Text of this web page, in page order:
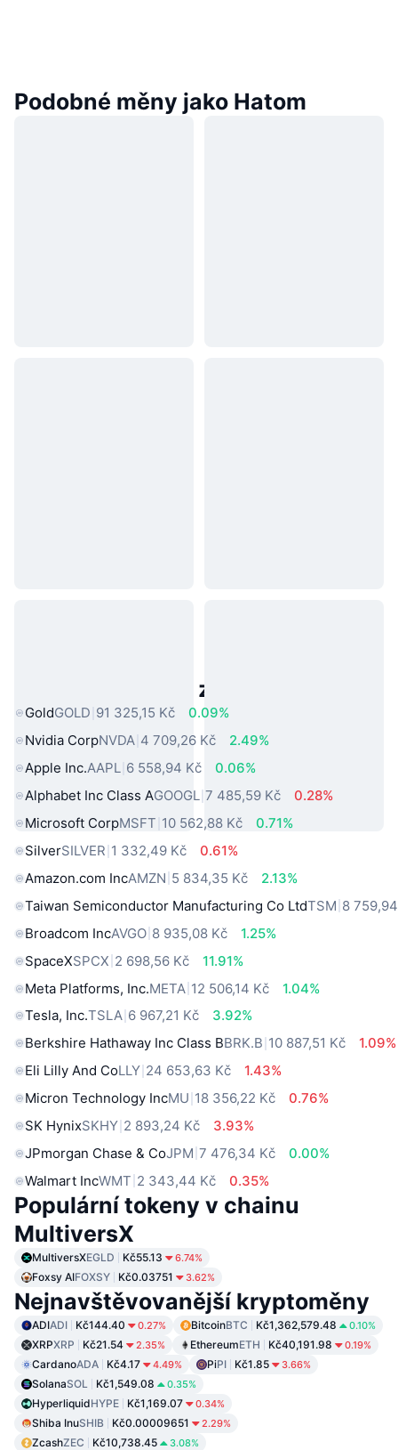
Podobné měny jako Hatom
Populární aktiva z reálného světa
GoldGOLD 91 325,15 Kč
0.09%
Nvidia CorpNVDA 4 709,26 Kč
2.49%
Apple Inc.AAPL 6 558,94 Kč
0.06%
Alphabet Inc Class AGOOGL 7 485,59 Kč
0.28%
Microsoft CorpMSFT 10 562,88 Kč
0.71%
SilverSILVER 1 332,49 Kč
0.61%
Amazon.com IncAMZN 5 834,35 Kč
2.13%
Taiwan Semiconductor Manufacturing Co LtdTSM 8
Broadcom IncAVGO 8 935,08 Kč
1.25%
SpaceXSPCX 2 698,56 Kč
11.91%
Meta Platforms, Inc.META 12 506,14 Kč
1.04%
Tesla, Inc.TSLA 6 967,21 Kč
3.92%
Berkshire Hathaway Inc Class BBRK.B 10 887,51 Kč
1.09%
Eli Lilly And CoLLY 24 653,63 Kč
1.43%
Micron Technology IncMU 18 356,22 Kč
0.76%
SK HynixSKHY 2 893,24 Kč
3.93%
JPmorgan Chase & CoJPM 7 476,34 Kč
0.00%
Walmart IncWMT 2 343,44 Kč 0.35%
Populární tokeny v chainu
MultiversX
MultiversXEGLD Kč55.13 6.74%
Foxsy AIFOXSY Kč0.03751 3.62%
Nejnavštěvovanější kryptoměny
ADIADI Kč144.40 0.27% BitcoinBTC Kč1,362,579.48 0.10%
XRPXRP Kč21.54 2.35% EthereumETH Kč40,191.98 0.19%
CardanoADA Kč4.17 4.49% PiPI Kč1.85 3.66%
SolanaSOL Kč1,549.08 0.35%
HyperliquidHYPE Kč1,169.07 0.34%
Shiba InuSHIB Kč0.00009651 2.29%
ZcashZEC Kč10,738.45 3.08%